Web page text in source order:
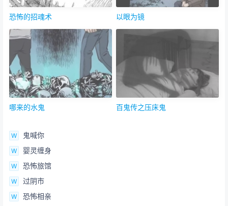
恐怖的招魂术 以眼为镜
哪来的水鬼 百鬼传之压床鬼
鬼喊你
婴灵缠身
恐怖旅馆
过阴市
恐怖相亲